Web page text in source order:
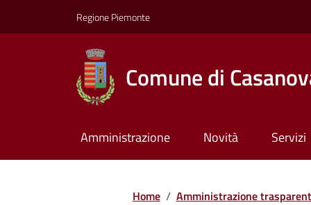
Regione Piemonte
Comune di
Amministrazione Novità Servizi
Home / Amministrazione